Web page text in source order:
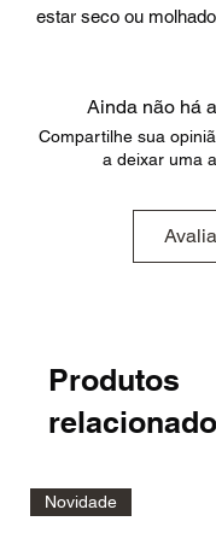
estar seco ou
Ainda não há
Compartilhe sua
a deixar uma
Produtos
Novidade